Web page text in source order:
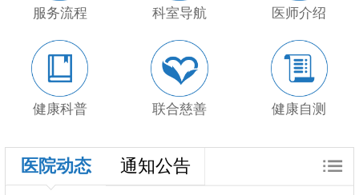
服务流程 科室导航 医师介绍
健康科普 联合慈善 健康自测
医院动态 通知公告